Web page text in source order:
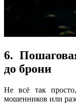
6.
до брони
Не всё так
мошенников или